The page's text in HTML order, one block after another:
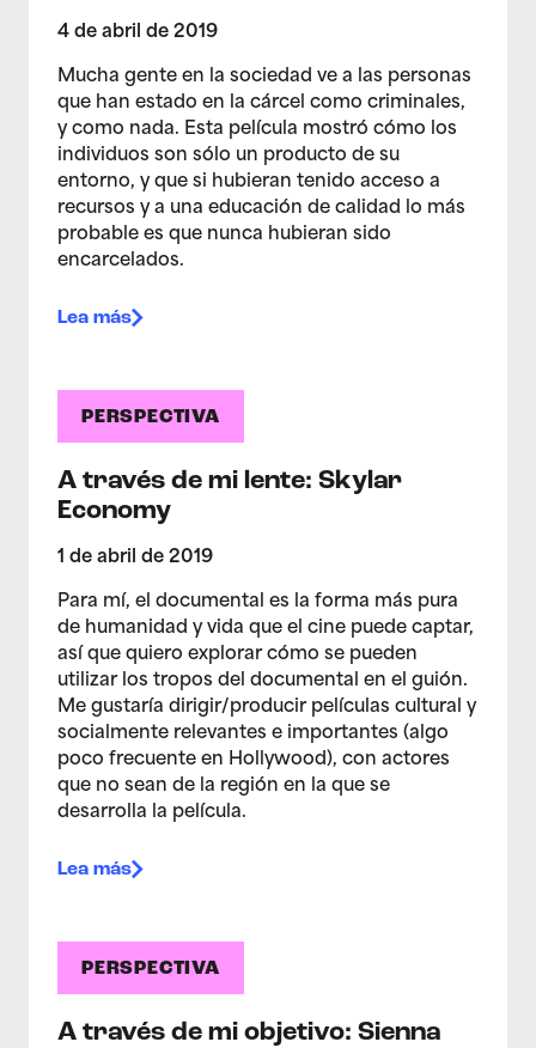
4 de abril de 2019
Mucha gente en la sociedad ve a las personas
que han estado en la cárcel como criminales,
y como nada. Esta película mostró cómo los
individuos son sólo un producto de su
entorno, y que si hubieran tenido acceso a
recursos y a una educación de calidad lo más
probable es que nunca hubieran sido
encarcelados.
Lea más
PERSPECTIVA
A través de mi lente: Skylar
Economy
1 de abril de 2019
Para mí, el documental es la forma más pura
de humanidad y vida que el cine puede captar,
así que quiero explorar cómo se pueden
utilizar los tropos del documental en el guión.
Me gustaría dirigir/producir películas cultural y
socialmente relevantes e importantes (algo
poco frecuente en Hollywood), con actores
que no sean de la región en la que se
desarrolla la película.
Lea más
PERSPECTIVA
A través de mi objetivo: Sienna